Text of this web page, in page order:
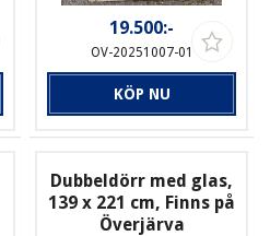
19.500:-
OV-20251007-01
KÖP NU
Dubbeldörr med glas,
139 x 221 cm, Finns på
Överjärva